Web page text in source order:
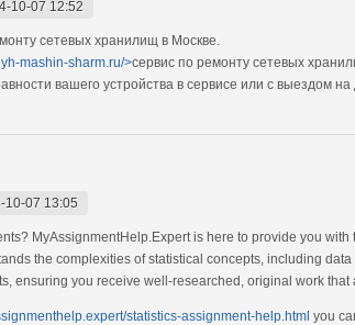
10-07 12:52
сетевых хранилищ в Москве.
mashin-sharm.ru/>сервис по ремонту сетевых
вашего устройства в сервисе или с выездом на
10-07 13:05
MyAssignmentHelp.Expert is here to provide you
the complexities of statistical concepts, including
ensuring you receive well-researched, original work that
statistics-assignment-help.html you